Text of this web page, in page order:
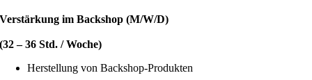
Verstärkung im Backshop (M/W/D)
(32 – 36 Std. / Woche)
Herstellung von Backshop-Produkten